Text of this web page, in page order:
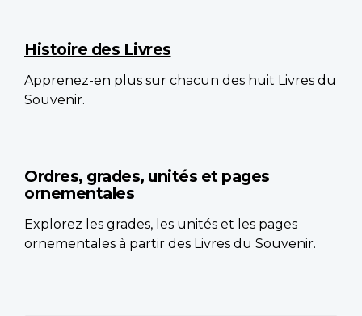
Histoire des Livres
Apprenez-en plus sur chacun des huit Livres du
Souvenir.
Ordres, grades, unités et pages
ornementales
Explorez les grades, les unités et les pages
ornementales à partir des Livres du Souvenir.